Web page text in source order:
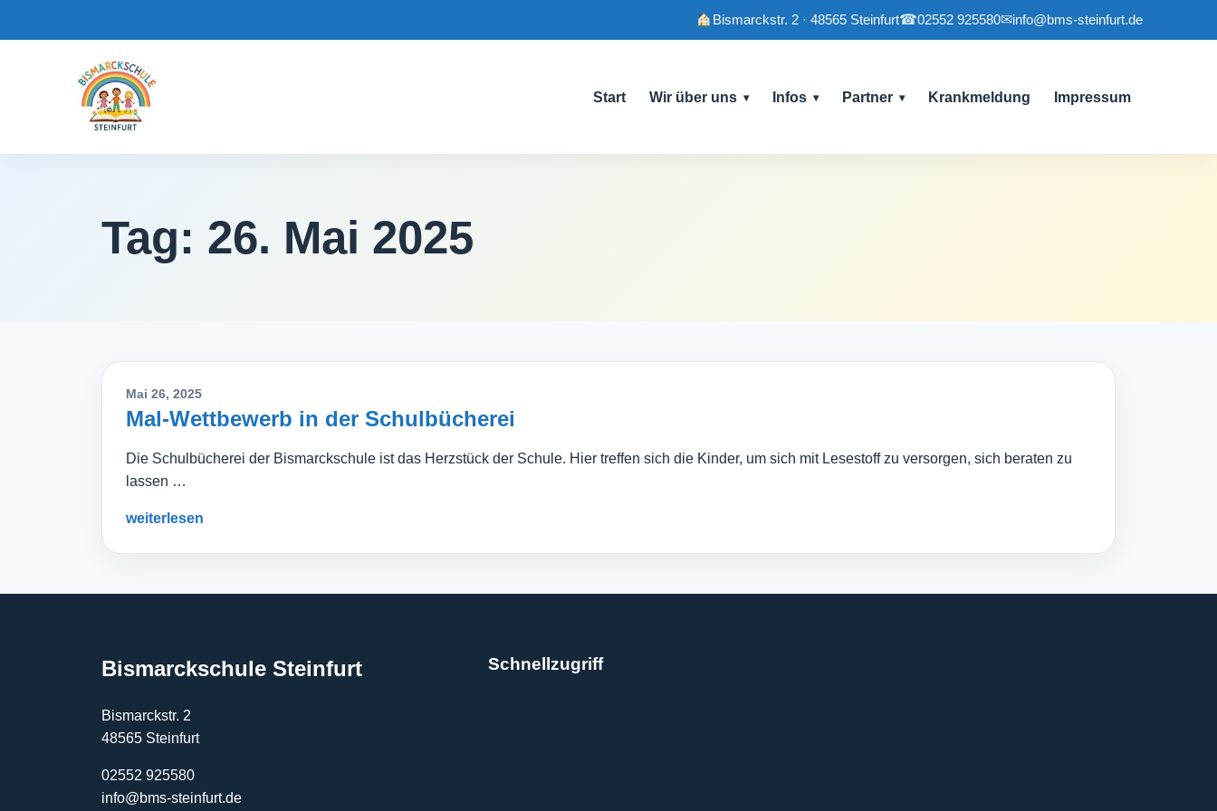
Bismarckstr. 2 · 48565 Steinfurt☎02552 925580✉info@bms-steinfurt.de
Start Wir über uns Infos Partner Krankmeldung Impressum
Tag: 26. Mai 2025
Mai 26, 2025
Mal-Wettbewerb in der Schulbücherei
Die Schulbücherei der Bismarckschule ist das Herzstück der Schule. Hier treffen sich die Kinder, um sich mit Lesestoff zu versorgen, sich beraten zu
lassen …
weiterlesen
Bismarckschule Steinfurt
Bismarckstr. 2
48565 Steinfurt
02552 925580
info@bms-steinfurt.de
Schnellzugriff